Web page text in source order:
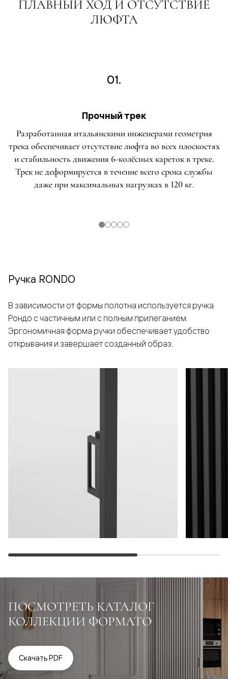
ПЛАВНЫЙ ХОД И ОТСУТСТВИЕ
ЛЮФТА
01.
Прочный трек
Разработанная итальянскими инженерами геометрия
трека обеспечивает отсутствие люфта во всех плоскостях
и стабильность движения 6-колёсных кареток в треке.
Трек не деформируется в течение всего срока службы
даже при максимальных нагрузках в 120 кг.
Ручка RONDO
В зависимости от формы полотна используется ручка
Рондо с частичным или с полным прилеганием.
Эргономичная форма ручки обеспечивает удобство
открывания и завершает созданный образ.
ПОСМОТРЕТЬ КАТАЛОГ
КОЛЛЕКЦИИ ФОРМАТО
Скачать PDF